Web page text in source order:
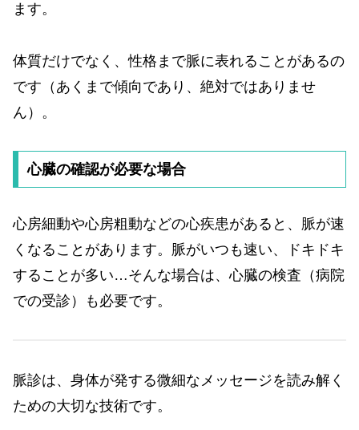
ます。
体質だけでなく、性格まで脈に表れることがあるの
です（あくまで傾向であり、絶対ではありませ
ん）。
心臓の確認が必要な場合
心房細動や心房粗動などの心疾患があると、脈が速
くなることがあります。脈がいつも速い、ドキドキ
することが多い…そんな場合は、心臓の検査（病院
での受診）も必要です。
脈診は、身体が発する微細なメッセージを読み解く
ための大切な技術です。